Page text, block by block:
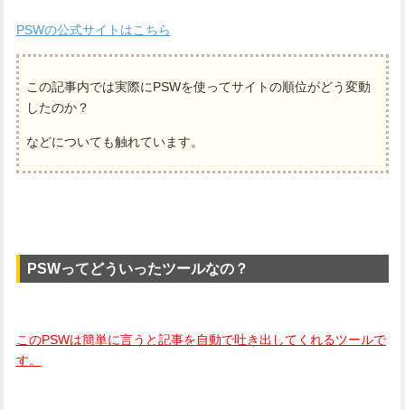
PSWの公式サイトはこちら
この記事内では実際にPSWを使ってサイトの順位がどう変動
したのか？
などについても触れています。
PSWってどういったツールなの？
このPSWは簡単に言うと記事を自動で吐き出してくれるツールで
す。